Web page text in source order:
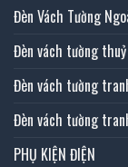
Đèn Vách Tường
Đèn vách tường
Đèn vách tường
Đèn vách tường
PHỤ KIỆN ĐIỆN